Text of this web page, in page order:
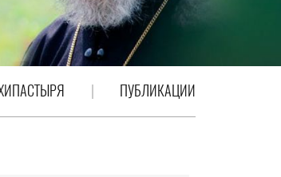
ПУБЛИКАЦИИ